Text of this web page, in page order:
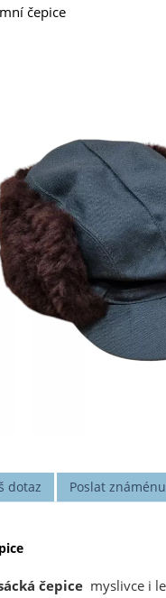
čepice
dotaz Poslat známénu
čepicemyslivce i